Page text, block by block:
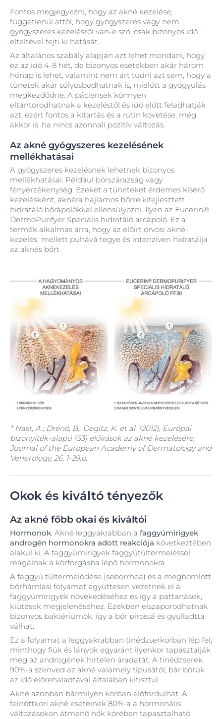
Fontos megjegyezni, hogy az akné kezelése,
függetlenül attól, hogy gyógyszeres vagy nem
gyógyszeres kezelésről van-e szó, csak bizonyos idő
elteltével fejti ki hatását.
Az általános szabály alapján azt lehet mondani, hogy
ez az idő 4-8 hét, de bizonyos esetekben akár három
hónap is lehet, valamint nem árt tudni azt sem, hogy a
tünetek akár súlyosbodhatnak is, mielőtt a gyógyulás
megkezdődne. A páciensek könnyen
eltántorodhatnak a kezeléstől és idő előtt feladhatják
azt, ezért fontos a kitartás és a rutin követése, még
akkor is, ha nincs azonnali pozitív változás.
Az akné gyógyszeres kezelésének
mellékhatásai
A gyógyszeres kezelésnek lehetnek bizonyos
mellékhatásai. Például bőrszárazság vagy
fényérzékenység. Ezeket a tüneteket érdemes kísérő
kezelésként, aknéra hajlamos bőrre kifejlesztett
hidratáló bőrápolókkal ellensúlyozni. Ilyen az Eucerin®
DermoPurifyer Speciális hidratáló arcápoló. Ez a
termék alkalmas arra, hogy az előírt orvosi akné-
kezelés mellett puhává tegye és intenzíven hidratálja
az aknés bőrt.
* Nast, A.; Drénó, B.; Degitz, K. et al. (2012), Európai
bizonyíték-alapú (S3) előírások az akné kezelésére,
Journal of the European Academy of Dermatology and
Venerology, 26, 1-29.o.
Okok és kiváltó tényezők
Az akné főbb okai és kiváltói
Hormonok. Akné leggyakrabban a faggyúmirigyek
androgén hormonokra adott reakciója következtében
alakul ki. A faggyúmirigyek faggyútúltermeléssel
reagálnak a körforgásba lépő hormonokra.
A faggyú túltermelődése (seborrhea) és a megbomlott
bőrhámlási folyamat együttesen vezetnek el a
faggyúmirigyek növekedéséhez és így a pattanások,
kiütések megjelenéséhez. Ezekben elszaporodhatnak
bizonyos baktériumok, így a bőr pirossá és gyulladttá
válhat.
Ez a folyamat a leggyakrabban tinédzserkorban lép fel,
minthogy fiúk és lányok egyaránt ilyenkor tapasztalják
meg az androgének hirtelen áradatát. A tinédzserek
90%-a szenved az akné valamely típusától, bár bőrük
az idő előrehaladtával általában kitisztul.
Akné azonban bármilyen korban előfordulhat. A
felnőttkori akné eseteinek 80%-a a hormonális
változásokon átmenő nők körében tapasztalható.